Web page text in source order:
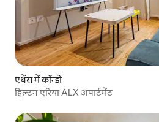
एथेंस में कॉन्डो
हिल्टन एरिया ALX अपार्टमेंट